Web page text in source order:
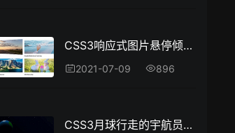
CSS3响应式图片悬停倾斜特效
2021-07-09 896
CSS3月球行走的宇航员场景特效